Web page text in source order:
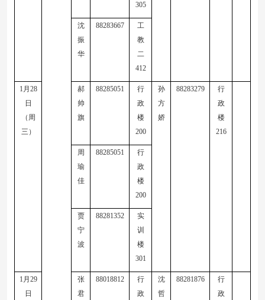
305
沈
振
华
88283667
工
教
二
412
1 月 28
日
（周
三）
郝
帅
旗
88285051
行
政
楼
200
孙
方
娇
88283279
行
政
楼
216
周
瑜
佳
88285051
行
政
楼
200
贾
宁
波
88281352
实
训
楼
301
1 月 29
日
张
君
88018812
行
政
沈
哲
88281876
行
政